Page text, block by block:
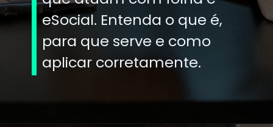
eSocial. Entenda o que é,
para que serve e como
aplicar corretamente.